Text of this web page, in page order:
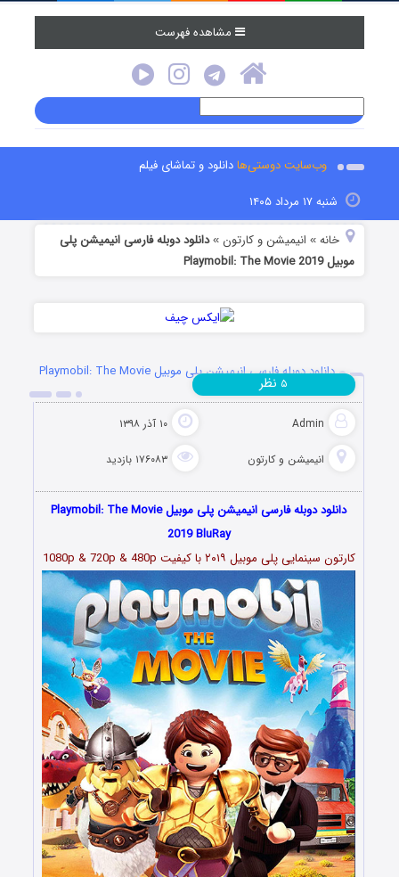
مشاهده فهرست
وب‌سایت دوستی‌هادانلود و تماشای فیلم
شنبه ۱۷ مرداد ۱۴۰۵
خانه » انیمیشن و کارتون »دانلود دوبله فارسی انیمیشن پلی
موبیل Playmobil: The Movie 2019
دانلود دوبله فارسی انیمیشن پلی موبیل Playmobil: The Movie
2019
Admin ۱۰ آذر ۱۳۹۸
انیمیشن و کارتون ۱۷۶۰۸۳ بازدید
۵ نظر
دانلود دوبله فارسی انیمیشن پلی موبیل Playmobil: The Movie
2019 BluRay
کارتون سینمایی پلی موبیل ۲۰۱۹ با کیفیت 1080p & 720p & 480p